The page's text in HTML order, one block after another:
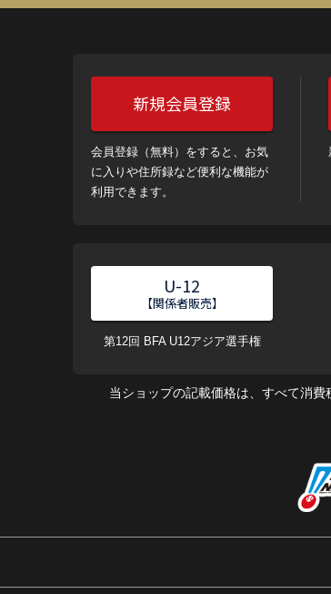
新規会員登録
会員登録（無料）をすると、お気
に入りや住所録など便利な機能が
利用できます。
U-12
【関係者販売】
第12回 BFA U12アジア選手権
当ショップの記載価格は、すべて消費